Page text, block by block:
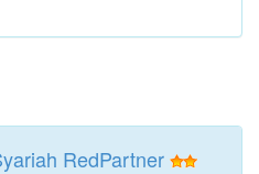
RedPartner